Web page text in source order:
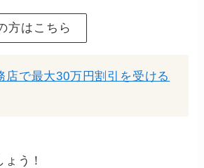
方はこちら
店で最大30万円割引を受ける
う！